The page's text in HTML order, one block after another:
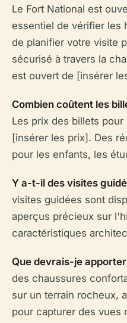
Le Fort National est
essentiel de vérifier les
de planifier votre visite
sécurisé à travers la
est ouvert de [insérer
Combien coûtent les
Les prix des billets
[insérer les prix]. Des
pour les enfants, les
Y a-t-il des visites
visites guidées sont
aperçus précieux sur
caractéristiques
Que devrais-je
des chaussures
sur un terrain rocheux,
pour capturer des vues